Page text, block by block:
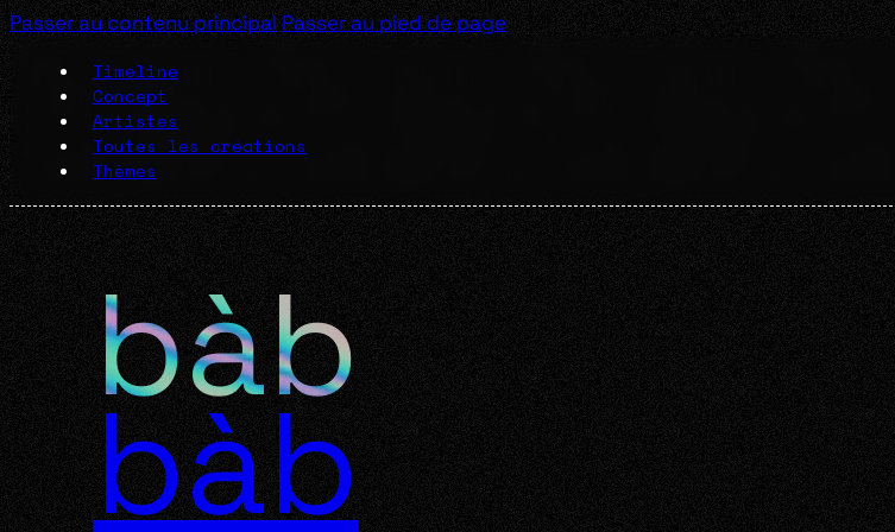
Passer au contenu principal Passer au pied de page
Timeline
Concept
Artistes
Toutes les créations
Thèmes
bàb